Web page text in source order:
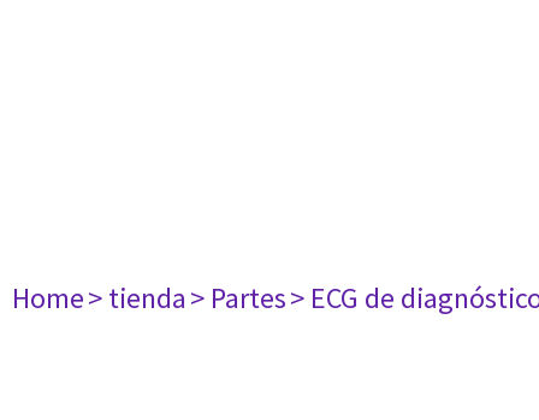
Home> tienda> Partes> ECG de